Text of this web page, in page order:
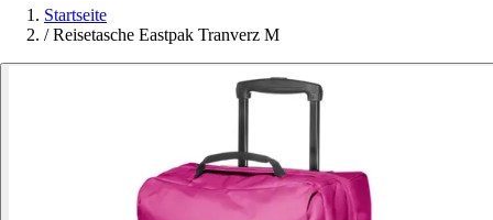
Startseite
/ Reisetasche Eastpak Tranverz M